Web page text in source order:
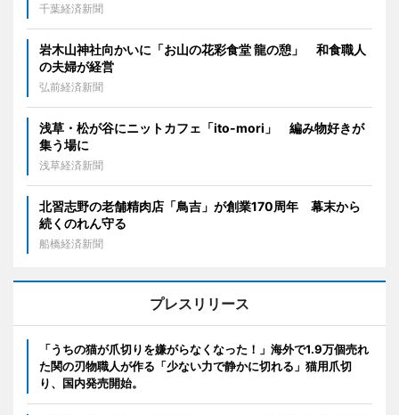
千葉経済新聞
岩木山神社向かいに「お山の花彩食堂 龍の憩」 和食職人
の夫婦が経営
弘前経済新聞
浅草・松が谷にニットカフェ「ito-mori」 編み物好きが
集う場に
浅草経済新聞
北習志野の老舗精肉店「鳥吉」が創業170周年 幕末から
続くのれん守る
船橋経済新聞
プレスリリース
「うちの猫が爪切りを嫌がらなくなった！」海外で1.9万個売れ
た関の刃物職人が作る「少ない力で静かに切れる」猫用爪切
り、国内発売開始。